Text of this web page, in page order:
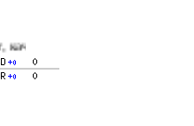
цифровое и кабельное